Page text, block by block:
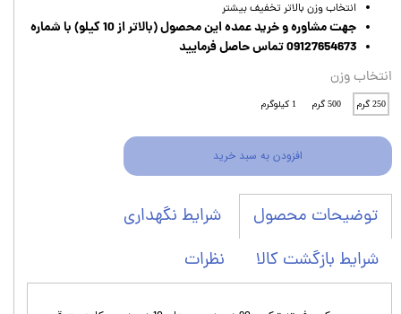
انتخاب وزن بالاتر تخفیف بیشتر
جهت مشاوره و خرید عمده این محصول (بالاتر از 10 کیلو) با شماره
09127654673 تماس حاصل فرمایید
انتخاب وزن
250 گرم 500 گرم 1 کیلوگرم
افزودن به سبد خرید
توضیحات محصول
شرایط نگهداری
شرایط بازگشت کالا
نظرات